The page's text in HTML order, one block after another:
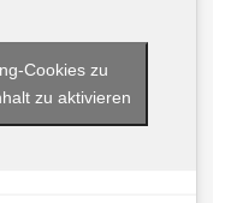
Cookies zu
zu aktivieren